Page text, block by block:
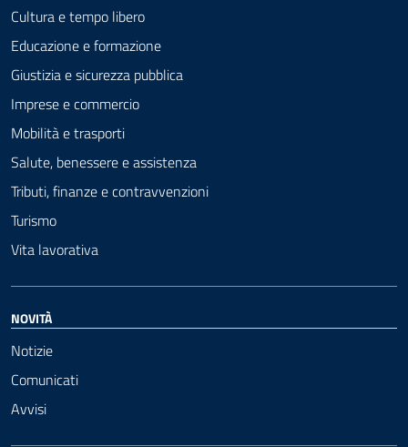
Cultura e tempo libero
Educazione e formazione
Giustizia e sicurezza pubblica
Imprese e commercio
Mobilità e trasporti
Salute, benessere e assistenza
Tributi, finanze e contravvenzioni
Turismo
Vita lavorativa
NOVITÀ
Notizie
Comunicati
Avvisi